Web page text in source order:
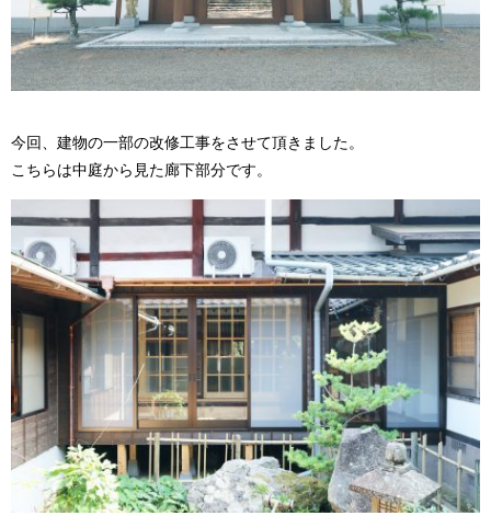
今回、建物の一部の改修工事をさせて頂きました。
こちらは中庭から見た廊下部分です。